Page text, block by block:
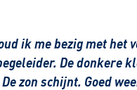
ik me bezig met het
De donkere
zon schijnt. Goed